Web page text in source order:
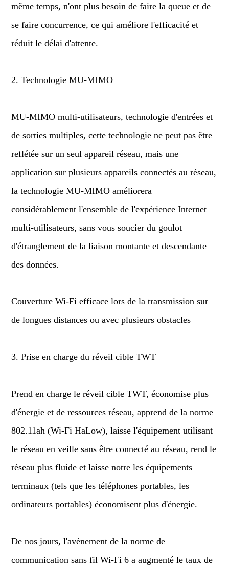
même temps, n'ont plus besoin de faire la queue et de
se faire concurrence, ce qui améliore l'efficacité et
réduit le délai d'attente.
2. Technologie MU-MIMO
MU-MIMO multi-utilisateurs, technologie d'entrées et
de sorties multiples, cette technologie ne peut pas être
reflétée sur un seul appareil réseau, mais une
application sur plusieurs appareils connectés au réseau,
la technologie MU-MIMO améliorera
considérablement l'ensemble de l'expérience Internet
multi-utilisateurs, sans vous soucier du goulot
d'étranglement de la liaison montante et descendante
des données.
Couverture Wi-Fi efficace lors de la transmission sur
de longues distances ou avec plusieurs obstacles
3. Prise en charge du réveil cible TWT
Prend en charge le réveil cible TWT, économise plus
d'énergie et de ressources réseau, apprend de la norme
802.11ah (Wi-Fi HaLow), laisse l'équipement utilisant
le réseau en veille sans être connecté au réseau, rend le
réseau plus fluide et laisse notre les équipements
terminaux (tels que les téléphones portables, les
ordinateurs portables) économisent plus d'énergie.
De nos jours, l'avènement de la norme de
communication sans fil Wi-Fi 6 a augmenté le taux de